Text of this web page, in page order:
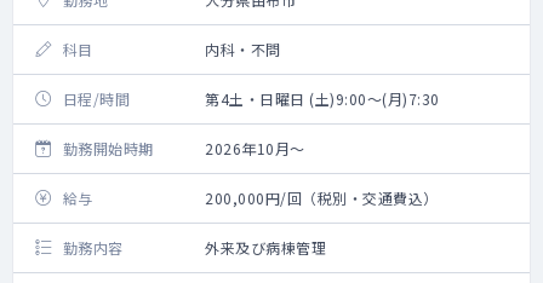
科目 内科・不問
日程/時間 第4土・日曜日 (土)9:00～(月)7:30
勤務開始時期 2026年10月～
給与 200,000円/回（税別・交通費込）
勤務内容 外来及び病棟管理